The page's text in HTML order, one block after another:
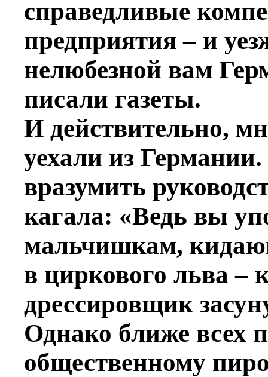
справедливые
предприятия – и
нелюбезной вам
писали газеты.
И действительно,
уехали из
вразумить
кагала: «Ведь вы
мальчишкам,
в циркового льва –
дрессировщик
Однако ближе всех
общественному